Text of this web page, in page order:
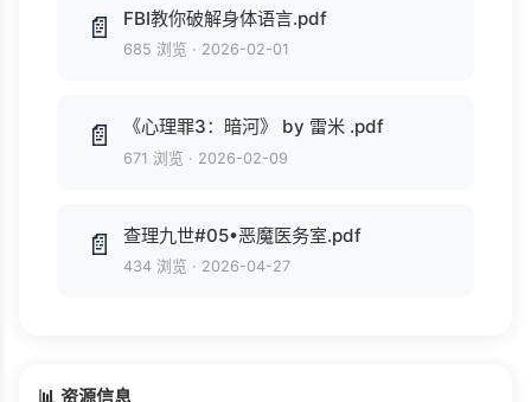
📄 FBI教你破解身体语言.pdf
685 浏览 · 2026-02-01
📄 《心理罪3：暗河》 by 雷米 .pdf
671 浏览 · 2026-02-09
📄 查理九世#05•恶魔医务室.pdf
434 浏览 · 2026-04-27
📊 资源信息